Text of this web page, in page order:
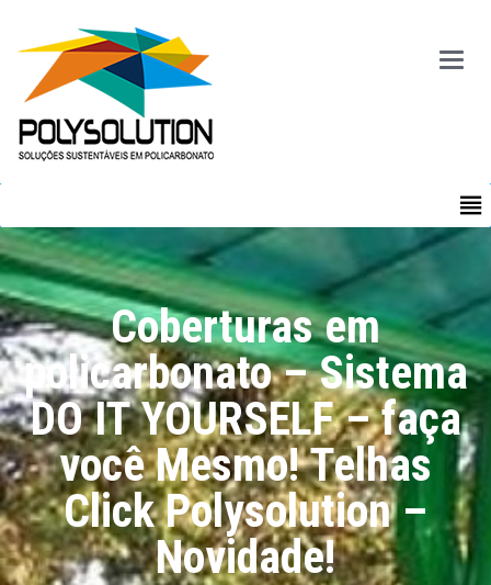
Main
Coberturas em
policarbonato – Sistema
DO IT YOURSELF – faça
você Mesmo! Telhas
Click Polysolution –
Novidade!